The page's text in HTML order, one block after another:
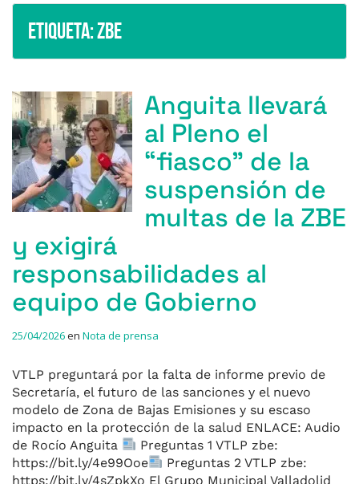
Etiqueta:zbe
Anguita llevará
al Pleno el
“fiasco” de la
suspensión de
multas de la ZBE
y exigirá
responsabilidades al
equipo de Gobierno
25/04/2026en Nota de prensa
VTLP preguntará por la falta de informe previo de
Secretaría, el futuro de las sanciones y el nuevo
modelo de Zona de Bajas Emisiones y su escaso
impacto en la protección de la salud ENLACE: Audio
de Rocío Anguita
Preguntas 1 VTLP zbe:
https://bit.ly/4e99Ooe
Preguntas 2 VTLP zbe:
https://bit.ly/4sZpkXo El Grupo Municipal Valladolid